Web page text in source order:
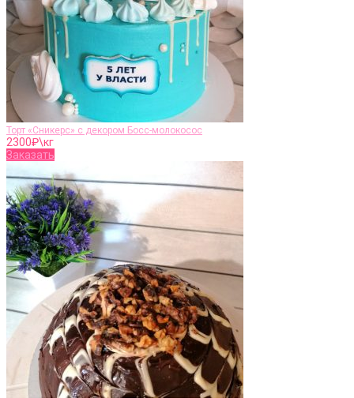
Торт «Сникерс» с декором Босс-молокосос
2300₽\кг
Заказать